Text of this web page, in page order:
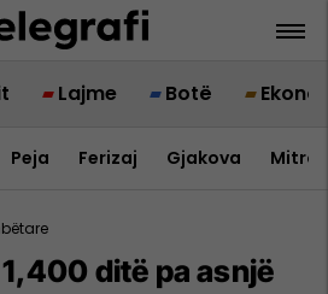
Lajme Botë
Peja Ferizaj Gjakova
ditë pa asnjë